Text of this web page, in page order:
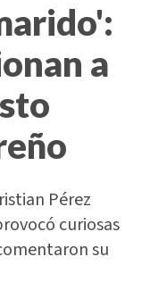
a
Pérez
curiosas
su